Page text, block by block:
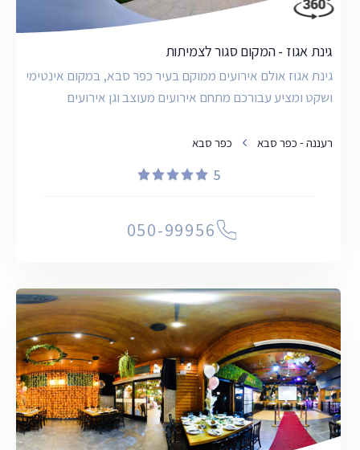
גינת אגוז - המקום סגור לצמיתות
גינת אגוז אולם אירועים ממוקם בעיר כפר סבא, במקום אינטימי
ושקט ומציע עבורכם מתחם אירועים מעוצב וגן אירועים
רעננה - כפר סבא כפר סבא
5
050-99956